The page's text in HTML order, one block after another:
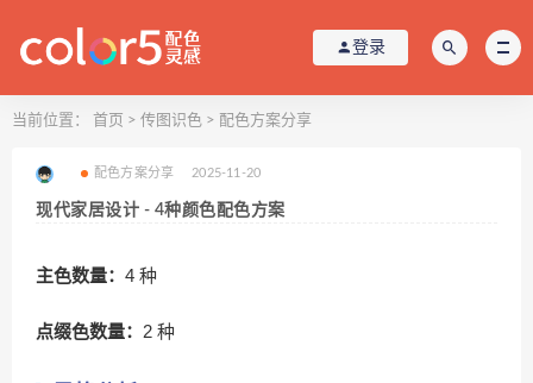
登录
当前位置： 首页 > 传图识色 > 配色方案分享
配色方案分享 2025-11-20
现代家居设计 - 4种颜色配色方案
主色数量： 4 种
点缀色数量： 2 种